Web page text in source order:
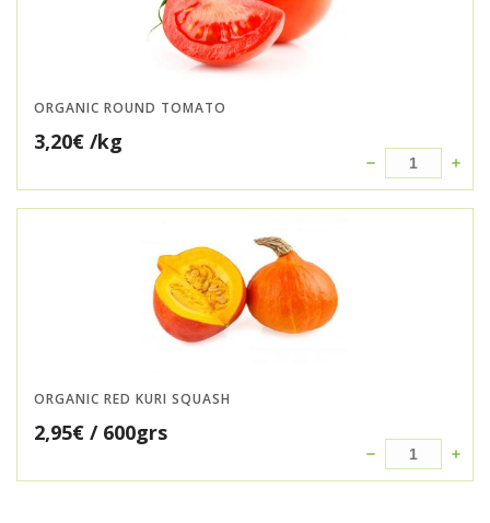
ORGANIC ROUND TOMATO
3,20€ /kg
ORGANIC RED KURI SQUASH
2,95€ / 600grs